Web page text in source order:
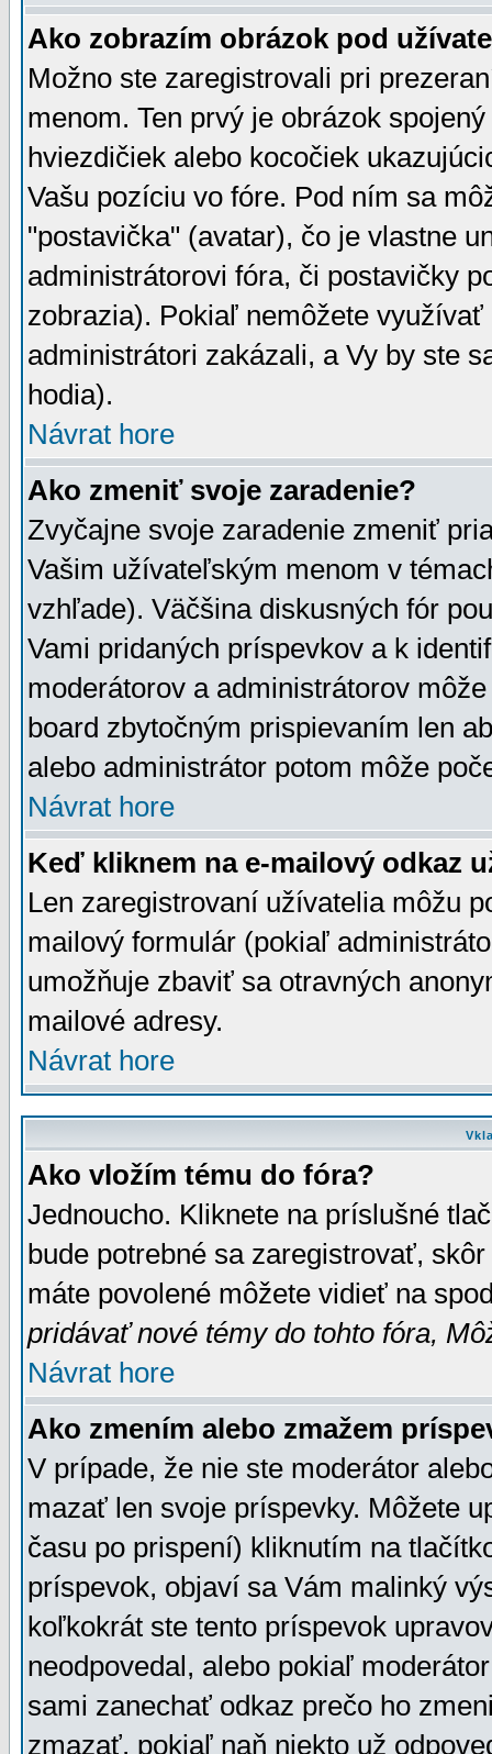
Ako zobrazím obrázok pod
Možno ste zaregistrovali pri
menom. Ten prvý je obrázok
hviezdičiek alebo kocočiek
Vašu pozíciu vo fóre. Pod ním sa
"postavička" (avatar), čo je vlastne
administrátorovi fóra, či postavičky
zobrazia). Pokiaľ nemôžete
administrátori zakázali, a Vy by ste
hodia).
Návrat hore
Ako zmeniť svoje zaradenie?
Zvyčajne svoje zaradenie zmeniť
Vašim užívateľským menom v
vzhľade). Väčšina diskusných fór
Vami pridaných príspevkov a k
moderátorov a administrátorov
board zbytočným prispievaním len
alebo administrátor potom môže
Návrat hore
Keď kliknem na e-mailový odkaz
Len zaregistrovaní užívatelia môžu
mailový formulár (pokiaľ
umožňuje zbaviť sa otravných
mailové adresy.
Návrat hore
Ako vložím tému do fóra?
Jednoucho. Kliknete na príslušné
bude potrebné sa zaregistrovať,
máte povolené môžete vidieť na
pridávať nové témy do tohto fóra,
Návrat hore
Ako zmením alebo zmažem
V prípade, že nie ste moderátor
mazať len svoje príspevky. Môžete
času po prispení) kliknutím na
príspevok, objaví sa Vám malinký
koľkokrát ste tento príspevok
neodpovedal, alebo pokiaľ
sami zanechať odkaz prečo ho
zmazať, pokiaľ naň niekto už